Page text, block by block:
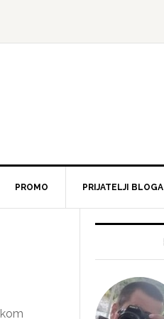
PROMO PRIJATELJI BLOGA
Primary